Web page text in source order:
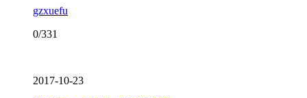
gzxuefu
0/331
2017-10-23